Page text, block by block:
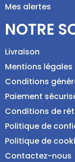
Mes alertes
NOTRE
Livraison
Mentions légales
Conditions
Paiement
Conditions de
Politique de
Politique de
Contactez-nous